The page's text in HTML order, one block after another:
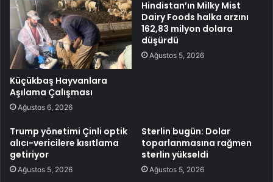
Küçükbaş Hayvanlara
Aşılama Çalışması
Ağustos 6, 2026
Hindistan’ın Milky Mist
Dairy Foods halka arzını
162,83 milyon dolara
düşürdü
Ağustos 5, 2026
Trump yönetimi Çinli optik
alıcı-vericilere kısıtlama
getiriyor
Ağustos 5, 2026
Sterlin bugün: Dolar
toparlanmasına rağmen
sterlin yükseldi
Ağustos 5, 2026